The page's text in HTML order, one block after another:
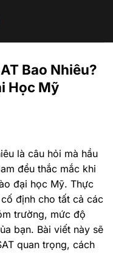
Bao Nhiêu?
Học Mỹ
là câu hỏi mà hầu
đều thắc mắc khi
đại học Mỹ. Thực
định cho tất cả các
trường, mức độ
bạn. Bài viết này sẽ
quan trọng, cách